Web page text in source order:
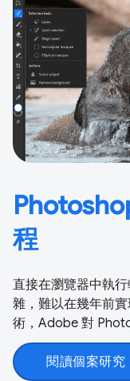
程
直接在瀏覽器中執
雜，難以在幾年前
術，Adobe 對
閱讀個案研究